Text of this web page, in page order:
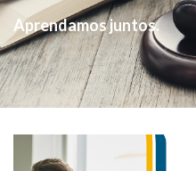
Aprendamos juntos.